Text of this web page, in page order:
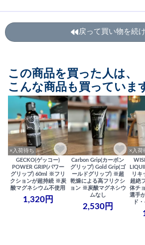
戻って買い物を続
この商品を買った人は、
こんな商品も買っていま
×入荷待ち
GECKO(ゲッコー)
POWER GRIP(パワー
グリップ) 60ml ※フリ
クションが超持続 ※炭
酸マグネシウム不使用
1,320円
Carbon Grip(カーボン
グリップ) Gold Grip(ゴ
ールドグリップ) ※超
乾燥による高フリクシ
ョン ※炭酸マグネシウ
ムなし
2,530円
×入荷
リキ
超絶
体チ
選手
ド